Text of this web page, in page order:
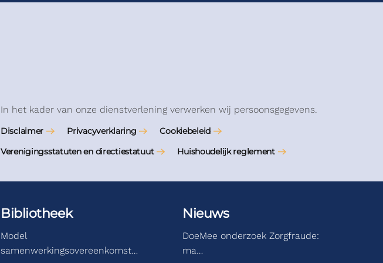
In het kader van onze dienstverlening verwerken wij persoonsgegevens.
Disclaimer Privacyverklaring
Cookiebeleid
Verenigingsstatuten en directiestatuut
Huishoudelijk reglement
Bibliotheek
Model
samenwerkingsovereenkomst…
Nieuws
DoeMee onderzoek Zorgfraude:
ma…